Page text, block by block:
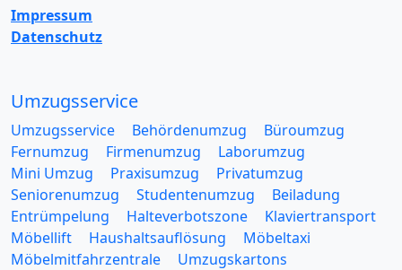
Impressum
Datenschutz
Umzugsservice
Umzugsservice Behördenumzug
Büroumzug
Fernumzug
Firmenumzug
Laborumzug
Mini Umzug
Praxisumzug
Privatumzug
Seniorenumzug
Studentenumzug
Beiladung
Entrümpelung
Halteverbotszone
Klaviertransport
Möbellift
Haushaltsauflösung
Möbeltaxi
Möbelmitfahrzentrale
Umzugskartons